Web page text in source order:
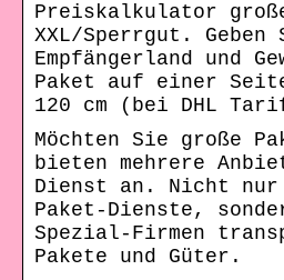
Preiskalkulator
XXL/Sperrgut. Geben
Empfängerland und
Paket auf einer
120 cm (bei DHL
Möchten Sie große
bieten mehrere
Dienst an. Nicht nur
Paket-Dienste,
Spezial-Firmen
Pakete und Güter.